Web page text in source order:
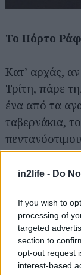
in2life - Do
If you wish to
processing of
targeted
section to
opt-out request
interest-based
Το Πόρτο
Κατ’ αρχάς,
Τρίτη, πάρε
ένα από τα
ταβερνάκια, το
στεριανούς
πρώτες σου
τους
θα
παραλιούλα
θέλει λίγο
Αναζήτηση
για...